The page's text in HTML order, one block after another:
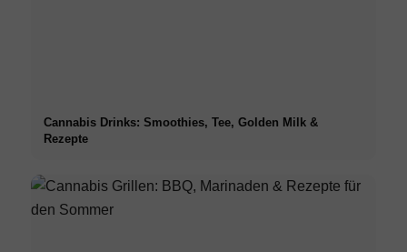
Cannabis Drinks: Smoothies, Tee, Golden Milk &
Rezepte